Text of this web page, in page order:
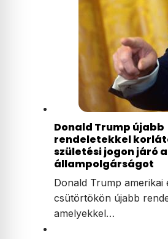
Donald Trump újabb
rendeletekkel
születési jogon járó
állampolgárságot
Donald Trump amerikai
csütörtökön újabb
amelyekkel…